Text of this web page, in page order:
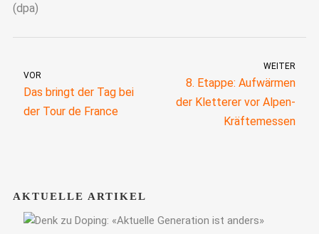
(dpa)
VOR
Das bringt der Tag bei
der Tour de France
WEITER
8. Etappe: Aufwärmen
der Kletterer vor Alpen-
Kräftemessen
AKTUELLE ARTIKEL